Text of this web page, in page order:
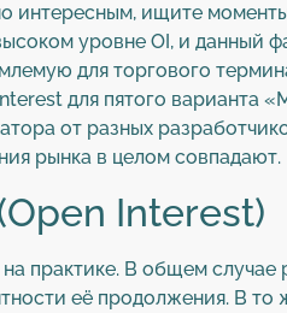
интересным, ищите
уровне OI, и данный
для торгового
для пятого варианта
от разных
рынка в целом совпадают.
Interest)
практике. В общем случае
её продолжения. В